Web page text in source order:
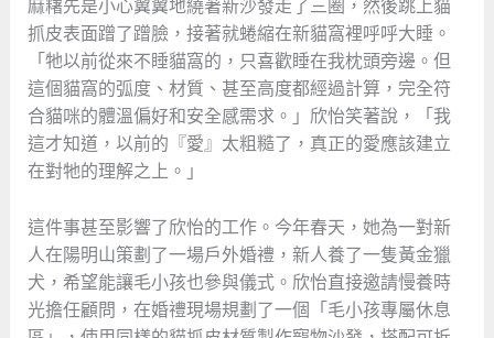
麻糬先是小心翼翼地繞著新沙發走了三圈，然後跳上貓
抓皮表面蹭了蹭臉，接著就蜷縮在新貓窩裡呼呼大睡。
「牠以前從來不睡貓窩的，只喜歡睡在我枕頭旁邊。但
這個貓窩的弧度、材質、甚至高度都經過計算，完全符
合貓咪的體溫偏好和安全感需求。」欣怡笑著說，「我
這才知道，以前的『愛』太粗糙了，真正的愛應該建立
在對牠的理解之上。」
這件事甚至影響了欣怡的工作。今年春天，她為一對新
人在陽明山策劃了一場戶外婚禮，新人養了一隻黃金獵
犬，希望能讓毛小孩也參與儀式。欣怡直接邀請慢養時
光擔任顧問，在婚禮現場規劃了一個「毛小孩專屬休息